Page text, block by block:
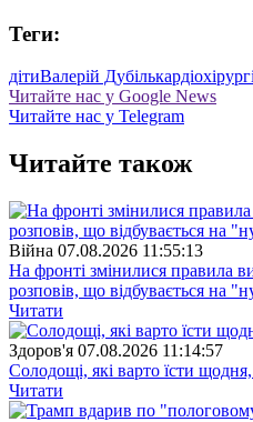
Теги:
дітиВалерій Дубіль
Читайте нас у Google News
Читайте нас у Telegram
Читайте також
Війна 07.08.2026 11:55:13
На фронті змінилися правила
розповів, що відбувається на
Читати
Здоров'я 07.08.2026 11:14:57
Солодощі, які варто їсти
Читати